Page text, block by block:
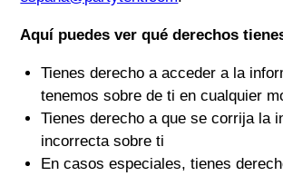
Aquí puedes ver qué derechos
Tienes derecho a acceder a la
tenemos sobre de ti en cualquier
Tienes derecho a que se corrija la
incorrecta sobre ti
En casos especiales, tienes